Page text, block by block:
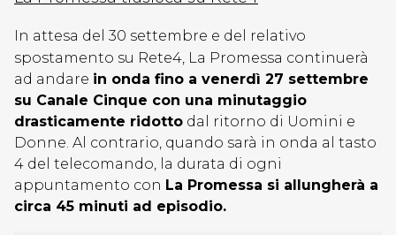
In attesa del 30 settembre e del relativo
spostamento su Rete4, La Promessa continuerà
ad andare in onda fino a venerdì 27 settembre
su Canale Cinque con una minutaggio
drasticamente ridotto dal ritorno di Uomini e
Donne. Al contrario, quando sarà in onda al tasto
4 del telecomando, la durata di ogni
appuntamento con La Promessa si allungherà a
circa 45 minuti ad episodio.